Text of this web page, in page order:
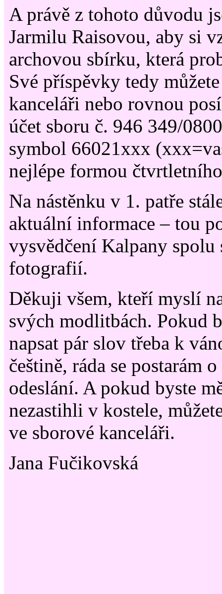
A právě z tohoto důvodu
Jarmilu Raisovou, aby si
archovou sbírku, která
Své příspěvky tedy
kanceláři nebo rovnou
účet sboru č. 946 349/
symbol 66021xxx
nejlépe formou
Na nástěnku v 1. patře
aktuální informace – tou
vysvědčení Kalpany spolu
fotografií.
Děkuji všem, kteří myslí
svých modlitbách. Pokud
napsat pár slov třeba k
češtině, ráda se postarám
odeslání. A pokud byste
nezastihli v kostele,
ve sborové kanceláři.
Jana Fučikovská